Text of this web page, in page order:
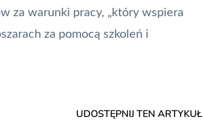
za warunki pracy, „który wspiera
za pomocą szkoleń i
UDOSTĘPNIJ TEN ARTYKUŁ